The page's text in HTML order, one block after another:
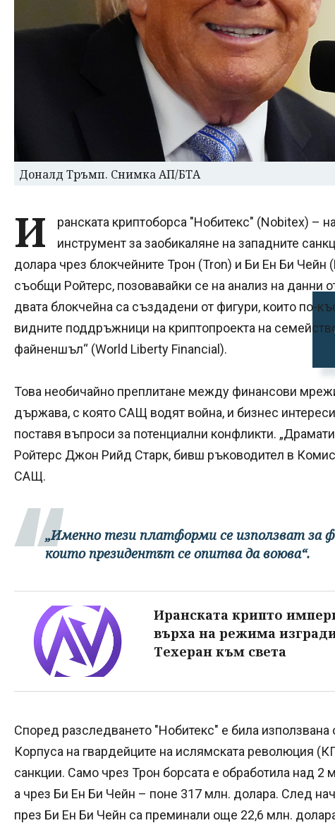
Доналд Тръмп. Снимка АП/БТА
И
ранската криптоборса "Нобитекс" (Nobitex) –
инструмент за заобикаляне на западните
долара чрез блокчейните Трон (Tron) и Би Ен Би Чейн
съобщи Ройтерс, позовавайки се на анализ на данни
двата блокчейна са създадени от фигури, които по-
видните поддръжници на криптопроекта на
файненшъл“ (World Liberty Financial).
Това необичайно преплитане между финансови
държава, с която САЩ водят война, и бизнес
поставя въпроси за потенциални конфликти.
Ройтерс Джон Рийд Старк, бивш ръководител в
САЩ.
„Именно тези платформи се използват за
които президентът се опитва да воюва“.
Иранската крипто
върха на режима
Техеран към света
Според разследването "Нобитекс" е била използвана
Корпуса на гвардейците на ислямската революция
санкции. Само чрез Трон борсата е обработила над 2
а чрез Би Ен Би Чейн – поне 317 млн. долара. След
през Би Ен Би Чейн са преминали още 22,6 млн.